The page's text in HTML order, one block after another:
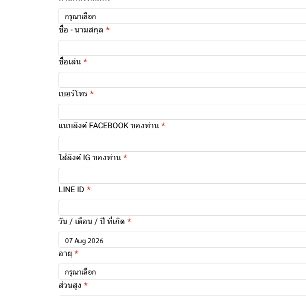
กรุณาเลือก
ชื่อ - นามสกุล
ชื่อเล่น
เบอร์โทร
แนบลิงค์ FACEBOOK ของท่าน
ใส่ลิงค์ IG ของท่าน
LINE ID
วัน / เดือน / ปี ที่เกิด
อายุ
กรุณาเลือก
ส่วนสูง